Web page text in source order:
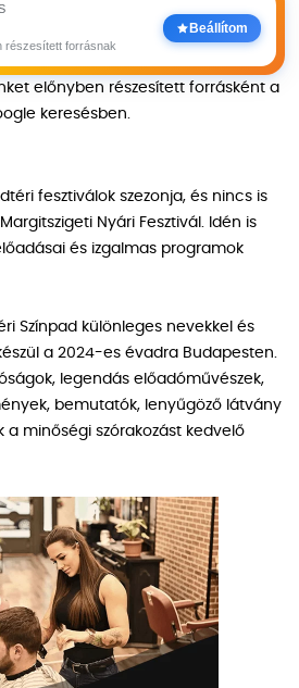
részesített forrásnak
Beállítom
előnyben részesített forrásként a
keresésben.
fesztiválok szezonja, és nincs is
Nyári Fesztivál. Idén is
és izgalmas programok
Színpad különleges nevekkel és
a 2024-es évadra Budapesten.
legendás előadóművészek,
bemutatók, lenyűgöző látvány
a minőségi szórakozást kedvelő